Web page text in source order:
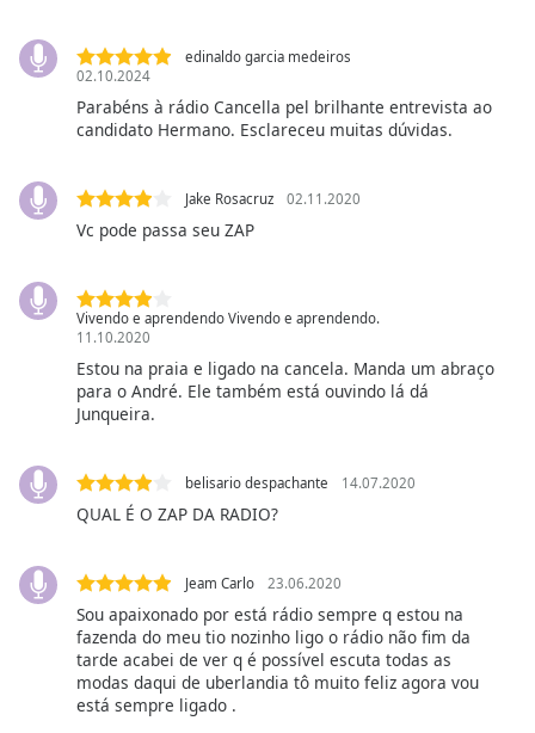
Subtitles
subtitles
settings,
subtitles
settings
dialog
off
selected
Picture
Fullscreen
modal
Beginning
edinaldo garcia medeiros
02.10.2024
Parabéns à rádio Cancella pel brilhante entrevista ao
candidato Hermano. Esclareceu muitas dúvidas.
Jake Rosacruz 02.11.2020
Vc pode passa seu ZAP
Vivendo e aprendendo Vivendo e aprendendo.
11.10.2020
Estou na praia e ligado na cancela. Manda um abraço
para o André. Ele também está ouvindo lá dá
Junqueira.
belisario despachante 14.07.2020
QUAL É O ZAP DA RADIO?
Jeam Carlo 23.06.2020
Sou apaixonado por está rádio sempre q estou na
fazenda do meu tio nozinho ligo o rádio não fim da
tarde acabei de ver q é possível escuta todas as
modas daqui de uberlandia tô muito feliz agora vou
está sempre ligado .